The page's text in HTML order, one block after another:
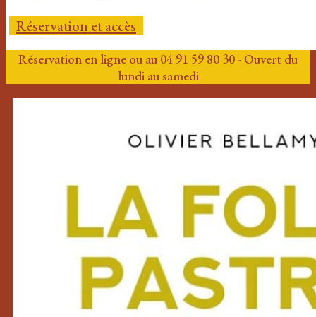
Réservation et accès
Réservation en ligne ou au 04 91 59 80 30 - Ouvert du
lundi au samedi